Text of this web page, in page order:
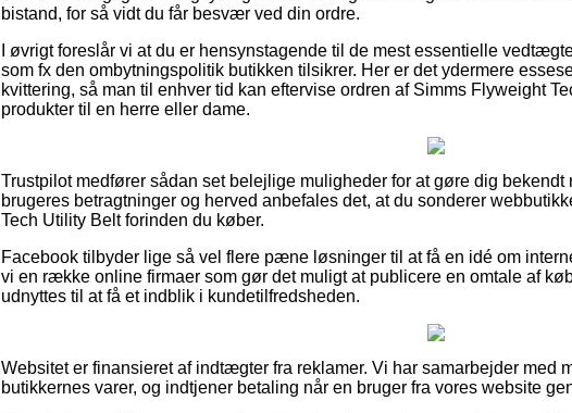
bistand, for så vidt du får besvær ved din ordre.
I øvrigt foreslår vi at du er hensynstagende til de mest essentielle
som fx den ombytningspolitik butikken tilsikrer. Her er det ydermere
kvittering, så man til enhver tid kan eftervise ordren af Simms Flyweight
produkter til en herre eller dame.
Trustpilot medfører sådan set belejlige muligheder for at gøre dig
brugeres betragtninger og herved anbefales det, at du sonderer
Tech Utility Belt forinden du køber.
Facebook tilbyder lige så vel flere pæne løsninger til at få en idé om
vi en række online firmaer som gør det muligt at publicere en omtale af
udnyttes til at få et indblik i kundetilfredsheden.
Websitet er finansieret af indtægter fra reklamer. Vi har samarbejder med
butikkernes varer, og indtjener betaling når en bruger fra vores website